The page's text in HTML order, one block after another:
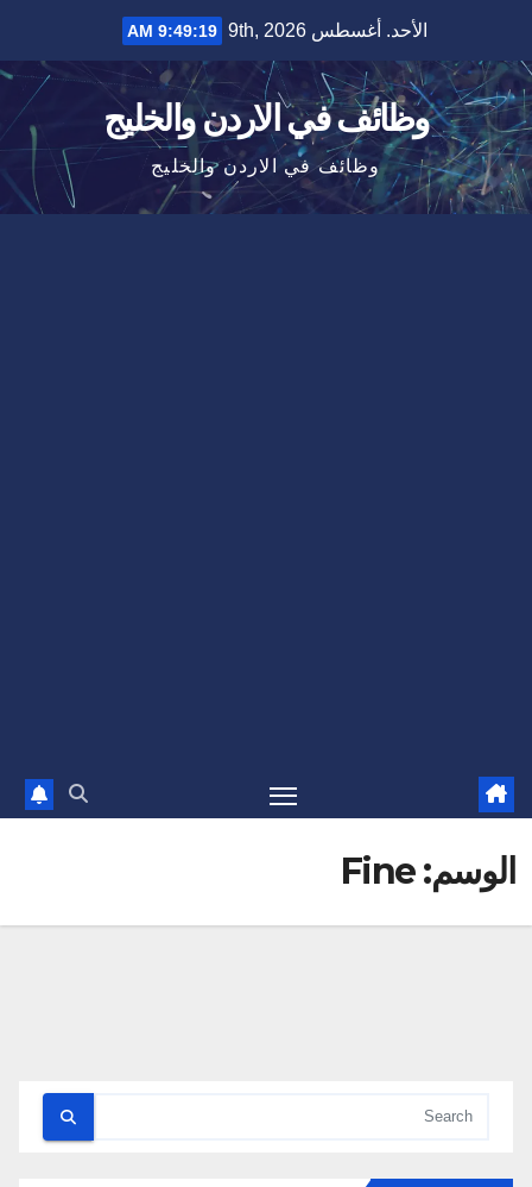
content
الأحد. أغسطس 9th, 2026 9:49:20 AM
وظائف في الاردن والخليج
وظائف في الاردن والخليج
الوسم:Fine